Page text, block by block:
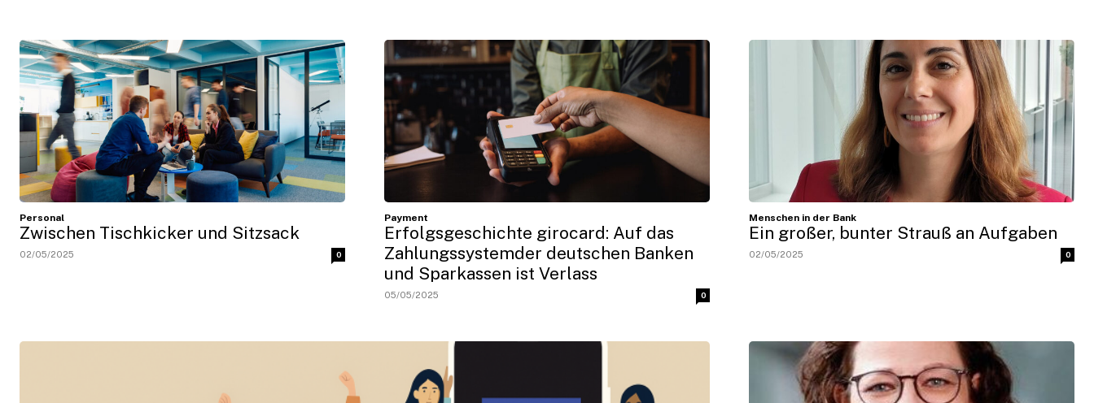
Personal
Zwischen Tischkicker und Sitzsack
02/05/2025 0
Payment
Erfolgsgeschichte girocard: Auf das
Zahlungssystemder deutschen Banken
und Sparkassen ist Verlass
05/05/2025 0
Menschen in der Bank
Ein großer, bunter Strauß an Aufgaben
02/05/2025 0